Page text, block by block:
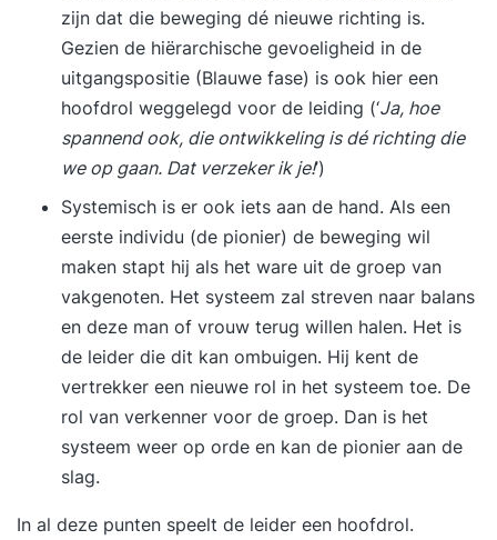
zijn dat die beweging dé nieuwe richting is.
Gezien de hiërarchische gevoeligheid in de
uitgangspositie (Blauwe fase) is ook hier een
hoofdrol weggelegd voor de leiding (‘Ja, hoe
spannend ook, die ontwikkeling is dé richting die
we op gaan. Dat verzeker ik je!’)
Systemisch is er ook iets aan de hand. Als een
eerste individu (de pionier) de beweging wil
maken stapt hij als het ware uit de groep van
vakgenoten. Het systeem zal streven naar balans
en deze man of vrouw terug willen halen. Het is
de leider die dit kan ombuigen. Hij kent de
vertrekker een nieuwe rol in het systeem toe. De
rol van verkenner voor de groep. Dan is het
systeem weer op orde en kan de pionier aan de
slag.
In al deze punten speelt de leider een hoofdrol.